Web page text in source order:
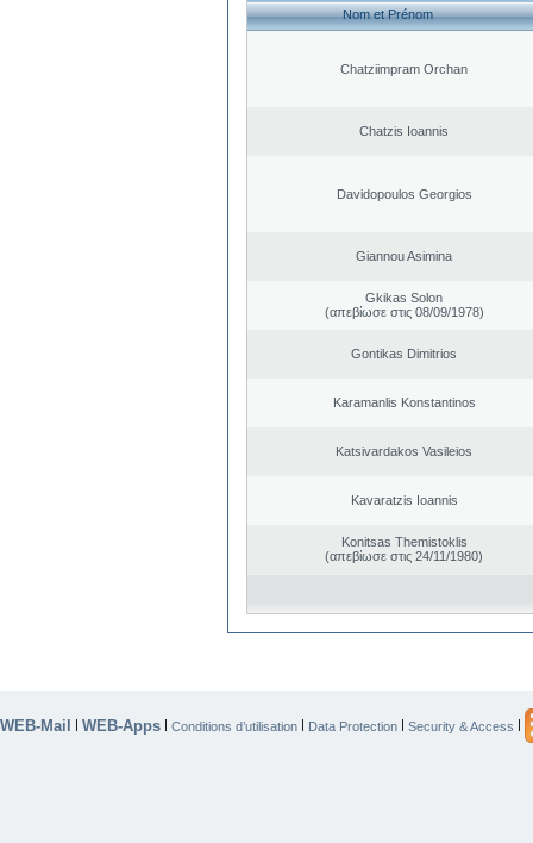
Nom et Prénom
Chatziimpram Orchan
Chatzis Ioannis
Davidopoulos Georgios
Giannou Asimina
Gkikas Solon
(απεβίωσε στις 08/09/1978)
Gontikas Dimitrios
Karamanlis Konstantinos
Katsivardakos Vasileios
Kavaratzis Ioannis
Konitsas Themistoklis
(απεβίωσε στις 24/11/1980)
WEB-Mail | WEB-Apps | Conditions d’utilisation | Data Protection | Security & Access |